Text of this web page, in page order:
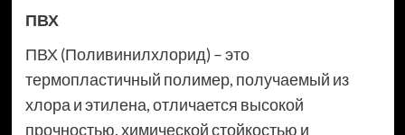
ПВХ
ПВХ (Поливинилхлорид) – это
термопластичный полимер, получаемый из
хлора и этилена, отличается высокой
прочностью, химической стойкостью и